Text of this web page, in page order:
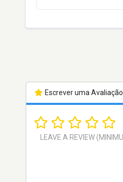
Escrever uma Avaliação